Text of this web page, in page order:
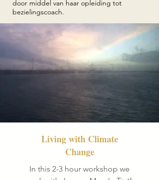
door middel van haar opleiding tot
bezielingscoach.
Living with Climate
Change
In this 2-3 hour workshop we